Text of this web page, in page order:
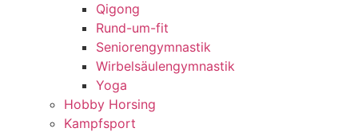
Qigong
Rund-um-fit
Seniorengymnastik
Wirbelsäulengymnastik
Yoga
Hobby Horsing
Kampfsport